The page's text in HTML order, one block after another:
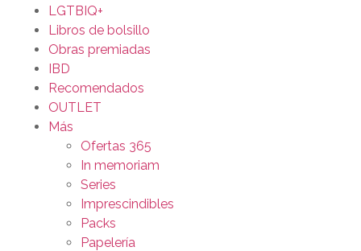
LGTBIQ+
Libros de bolsillo
Obras premiadas
IBD
Recomendados
OUTLET
Más
Ofertas 365
In memoriam
Series
Imprescindibles
Packs
Papelería